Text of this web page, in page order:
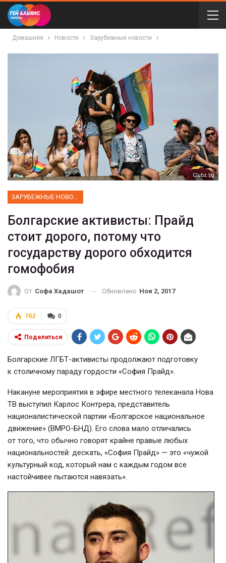
Домашняя Новости Зарубежные новости
Сlubz.bg
Болгарские активисты: Прайд
стоит дорого, потому что
государству дорого обходится
гомофобия
От Софа Хадашот Обновлено Ноя 2, 2017
0
762
Поделиться
Болгарские ЛГБТ-активисты продолжают подготовку
к столичному параду гордости «София Прайд».
Накануне мероприятия в эфире местного телеканала Нова
ТВ выступил Карлос Контрера, представитель
националистической партии «Болгарское национальное
движение» (ВМРО-БНД). Его слова мало отличались
от того, что обычно говорят крайне правые любых
национальностей: дескать, «София Прайд» — это «чужой
культурный код, который нам с каждым годом все
настойчивее пытаются навязать».